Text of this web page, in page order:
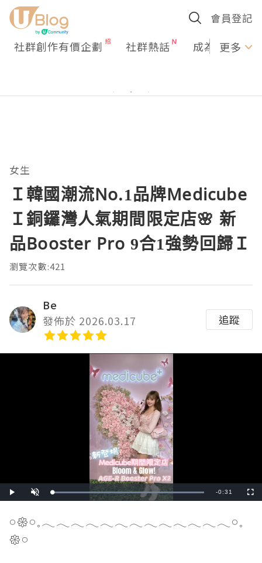
會員登記
社群創作有價企劃 社群熱話 成為U更多
女生
Ｉ韓國潮流No.1品牌Medicube
Ｉ銅鑼灣人氣期間限定店🌸 新
品Booster Pro 9合1強勢回歸Ｉ
瀏覽次數:421
Be
發佈於 2026.03.17
追蹤
Play Unmute Loaded:
100.00%
Remaining
-0:31
𓏸𑁍𓏸𓈒𓂃𓂃𓂃𓂃𓂃𓂃𓂃𓂃𓂃𓂃𓂃𓂃𓂃𓏸𓈒
𑁍𓏸